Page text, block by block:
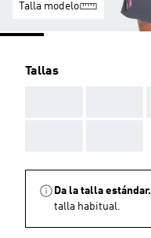
Talla modelo
Tallas
Da la talla estándar.
talla habitual.